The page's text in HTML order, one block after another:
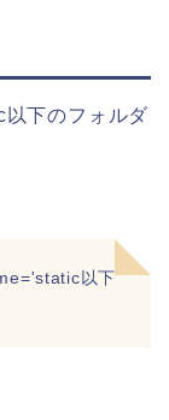
下のフォルダ
以下